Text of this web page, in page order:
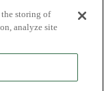
storing of
analyze site